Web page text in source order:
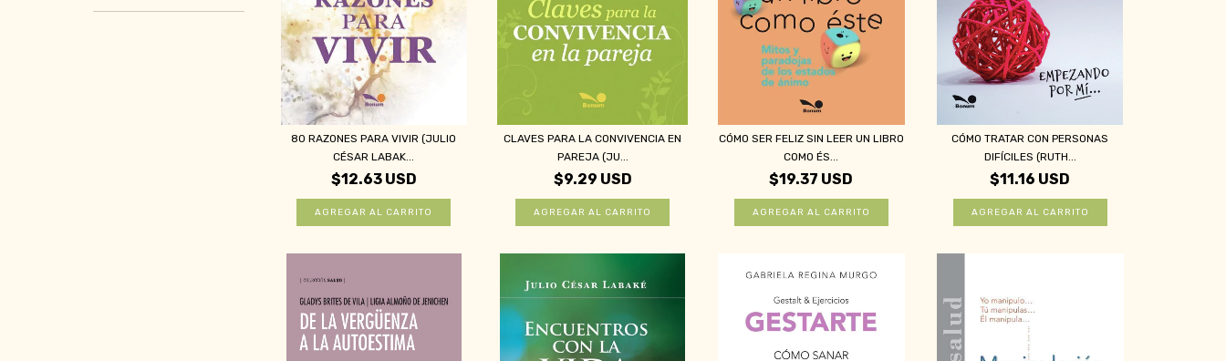
80 RAZONES PARA VIVIR (JULIO
CÉSAR LABAK...
$12.63 USD
CLAVES PARA LA CONVIVENCIA EN
PAREJA (JU...
$9.29 USD
CÓMO SER FELIZ SIN LEER UN LIBRO
COMO ÉS...
$19.37 USD
CÓMO TRATAR CON PERSONAS
DIFÍCILES (RUTH...
$11.16 USD